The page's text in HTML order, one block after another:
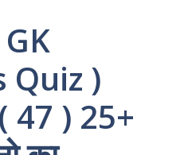
GK
Quiz )
47 ) 25+